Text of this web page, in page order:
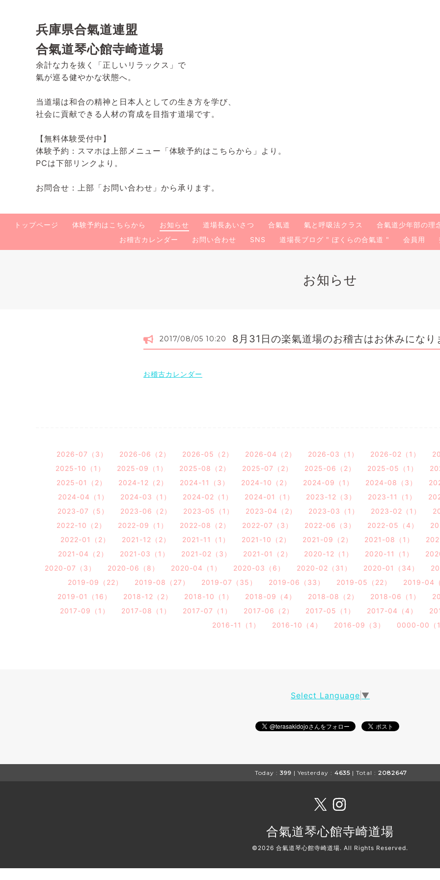
兵庫県合氣道連盟
合氣道琴心館寺崎道場
余計な力を抜く「正しいリラックス」で
氣が巡る健やかな状態へ。
当道場は和合の精神と日本人としての生き方を学び、
社会に貢献できる人材の育成を目指す道場です。
【無料体験受付中】
体験予約：スマホは上部メニュー「体験予約はこちらから」より。
PCは下部リンクより。
お問合せ：上部「お問い合わせ」から承ります。
トップページ 体験予約はこちらから お知らせ 道場長あいさつ 合氣道 氣と呼吸法クラス 合氣道少年部の理
お稽古カレンダー
お問い合わせ SNS 道場長ブログ " ぼくらの合氣道 " 会員用
お知らせ
2017/08/05 10:20 8月31日の楽氣道場のお稽古はお休みになり
お稽古カレンダー
2026-07（3） 2026-06（2） 2026-05（2） 2026-04（2） 2026-03（1） 2026-02（1）
2025-10（1）
2025-09（1） 2025-08（2） 2025-07（2） 2025-06（2） 2025-05（1）
2025-01（2）
2024-12（2） 2024-11（3） 2024-10（2） 2024-09（1） 2024-08（3）
2024-04（1）
2024-03（1） 2024-02（1） 2024-01（1） 2023-12（3） 2023-11（1）
2023-07（5）
2023-06（2） 2023-05（1） 2023-04（2） 2023-03（1） 2023-02（1）
2022-10（2）
2022-09（1） 2022-08（2） 2022-07（3） 2022-06（3） 2022-05（4）
2022-01（2）
2021-12（2） 2021-11（1） 2021-10（2） 2021-09（2） 2021-08（1）
2021-04（2）
2021-03（1） 2021-02（3） 2021-01（2） 2020-12（1） 2020-11（1）
2020-07（3）
2020-06（8） 2020-04（1） 2020-03（6） 2020-02（31） 2020-01（34）
2019-09（22）
2019-08（27） 2019-07（35） 2019-06（33） 2019-05（22） 2019-04（
2019-01（16）
2018-12（2） 2018-10（1） 2018-09（4） 2018-08（2） 2018-06（1）
2017-09（1）
2017-08（1） 2017-07（1） 2017-06（2） 2017-05（1） 2017-04（4）
2016-11（1）
2016-10（4） 2016-09（3） 0000-00（1
Select Language ▼
Today : 399 | Yesterday : 4635 | Total : 2082647
合氣道琴心館寺崎道場
©2026 合氣道琴心館寺崎道場. All Rights Reserved.